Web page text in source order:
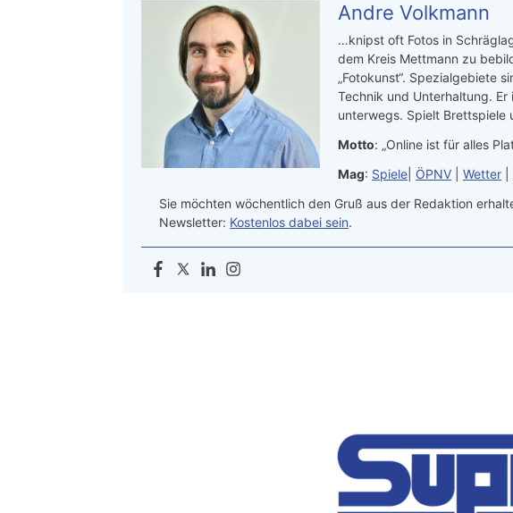
Andre Volkmann
…knipst oft Fotos in
dem Kreis Mettmann zu
„Fotokunst“. Spezialgebiete
Technik und Unterhaltung.
unterwegs. Spielt Brettspiele
Motto: „Online ist für alles
Mag: Spiele ÖPNV Wetter
Sie möchten wöchentlich den Gruß aus der Redaktion
Newsletter: Kostenlos dabei sein.